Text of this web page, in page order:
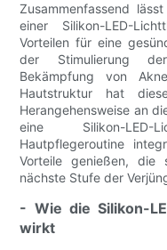
Zusammenfassend
einer Silikon-LED-
Vorteilen für eine
der Stimulierung
Bekämpfung von
Hautstruktur hat
Herangehensweise an
eine Silikon-
Hautpflegeroutine
Vorteile genießen,
nächste Stufe der
- Wie die Silikon-
wirkt